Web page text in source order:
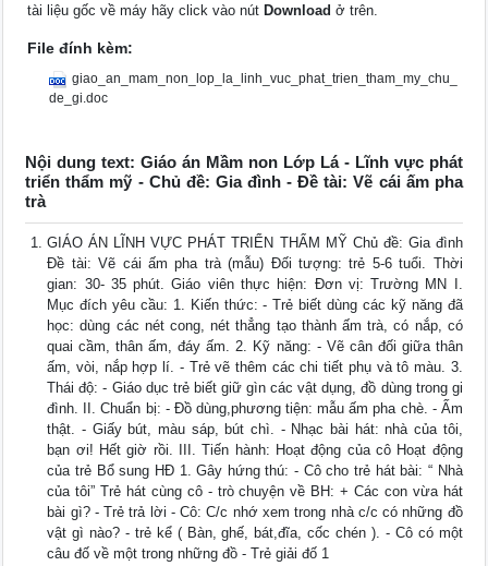
tài liệu gốc về máy hãy click vào nút Download ở trên.
File đính kèm:
giao_an_mam_non_lop_la_linh_vuc_phat_trien_tham_my_chu_
de_gi.doc
Nội dung text: Giáo án Mầm non Lớp Lá - Lĩnh vực phát
triển thẩm mỹ - Chủ đề: Gia đình - Đề tài: Vẽ cái ấm pha
trà
GIÁO ÁN LĨNH VỰC PHÁT TRIỂN THẨM MỸ Chủ đề: Gia đình
Đề tài: Vẽ cái ấm pha trà (mẫu) Đối tượng: trẻ 5-6 tuổi. Thời
gian: 30- 35 phút. Giáo viên thực hiện: Đơn vị: Trường MN I.
Mục đích yêu cầu: 1. Kiến thức: - Trẻ biết dùng các kỹ năng đã
học: dùng các nét cong, nét thẳng tạo thành ấm trà, có nắp, có
quai cầm, thân ấm, đáy ấm. 2. Kỹ năng: - Vẽ cân đối giữa thân
ấm, vòi, nắp hợp lí. - Trẻ vẽ thêm các chi tiết phụ và tô màu. 3.
Thái độ: - Giáo dục trẻ biết giữ gìn các vật dụng, đồ dùng trong gi
đình. II. Chuẩn bị: - Đồ dùng,phương tiện: mẫu ấm pha chè. - Ấm
thật. - Giấy bút, màu sáp, bút chì. - Nhạc bài hát: nhà của tôi,
bạn ơi! Hết giờ rồi. III. Tiến hành: Hoạt động của cô Hoạt động
của trẻ Bổ sung HĐ 1. Gây hứng thú: - Cô cho trẻ hát bài: “ Nhà
của tôi” Trẻ hát cùng cô - trò chuyện về BH: + Các con vừa hát
bài gì? - Trẻ trả lời - Cô: C/c nhớ xem trong nhà c/c có những đồ
vật gì nào? - trẻ kể ( Bàn, ghế, bát,đĩa, cốc chén ). - Cô có một
câu đố về một trong những đồ - Trẻ giải đố 1